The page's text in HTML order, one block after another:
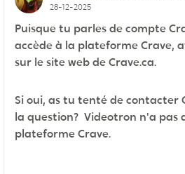
28-12-2025
Puisque tu parles de compte
accède à la plateforme Crave,
sur le site web de Crave.ca.
Si oui, as tu tenté de contacter
la question? Videotron n'a pas
plateforme Crave.